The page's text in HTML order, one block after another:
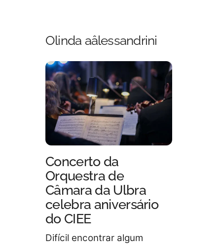
Olinda aâlessandrini
Concerto da
Orquestra de
Câmara da Ulbra
celebra aniversário
do CIEE
Difícil encontrar algum